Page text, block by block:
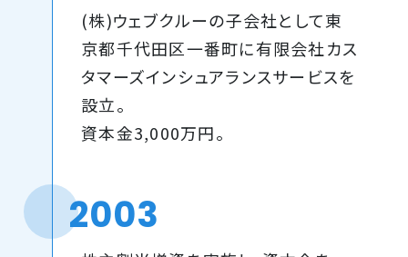
(株)ウェブクルーの子会社として東
京都千代田区一番町に有限会社カス
タマーズインシュアランスサービスを
設立。
資本金3,000万円。
2003